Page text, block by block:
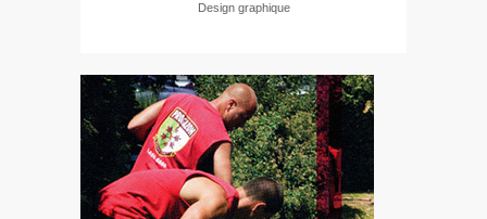
Design graphique